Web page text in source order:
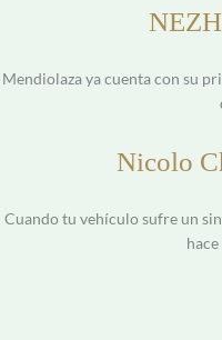
Mendiolaza ya cuenta con su
Nicolo
Cuando tu vehículo sufre un